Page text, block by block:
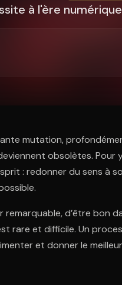
à l'ère numérique
mutation,
obsolètes. Pour
: redonner du sens à
remarquable, d’être bon
rare et difficile. Un
et donner le